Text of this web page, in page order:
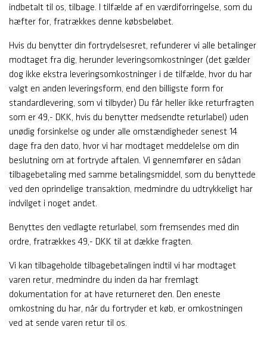
indbetalt til os, tilbage. I tilfælde af en værdiforringelse, som du
hæfter for, fratrækkes denne købsbeløbet.
Hvis du benytter din fortrydelsesret, refunderer vi alle betalinger
modtaget fra dig, herunder leveringsomkostninger (det gælder
dog ikke ekstra leveringsomkostninger i de tilfælde, hvor du har
valgt en anden leveringsform, end den billigste form for
standardlevering, som vi tilbyder) Du får heller ikke returfragten
som er 49,- DKK, hvis du benytter medsendte returlabel) uden
unødig forsinkelse og under alle omstændigheder senest 14
dage fra den dato, hvor vi har modtaget meddelelse om din
beslutning om at fortryde aftalen. Vi gennemfører en sådan
tilbagebetaling med samme betalingsmiddel, som du benyttede
ved den oprindelige transaktion, medmindre du udtrykkeligt har
indvilget i noget andet.
Benyttes den vedlagte returlabel, som fremsendes med din
ordre, fratrækkes 49,- DKK til at dække fragten.
Vi kan tilbageholde tilbagebetalingen indtil vi har modtaget
varen retur, medmindre du inden da har fremlagt
dokumentation for at have returneret den. Den eneste
omkostning du har, når du fortryder et køb, er omkostningen
ved at sende varen retur til os.